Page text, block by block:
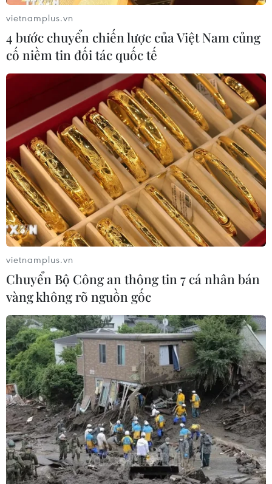
TIN CÙNG CHUYÊN MỤC
Truyền thông Hàn Quốc đánh giá
cao đội tuyển Việt Nam với chuỗi 22
trận bất bại
vietnamplus.vn
4 bước chuyển chiến lược của Việt Nam củng
cố niềm tin đối tác quốc tế
vietnamplus.vn
Chuyển Bộ Công an thông tin 7 cá nhân bán
vàng không rõ nguồn gốc